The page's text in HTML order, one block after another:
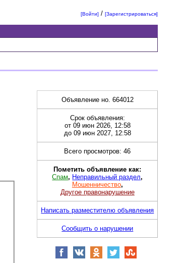
[Войти] /[Зарегистрироваться]
Объявление но. 664012
Срок объявления:
от 09 июн 2026, 12:58
до 09 июн 2027, 12:58
Всего просмотров: 46
Пометить объявление как:
Спам, Неправильный раздел,
Мошенничество,
Другое правонарушение
Написать разместителю объявления
Сообщить о нарушении